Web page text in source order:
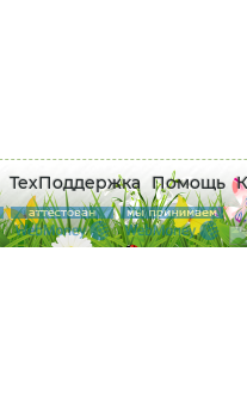
ТехПоддержка Помощь